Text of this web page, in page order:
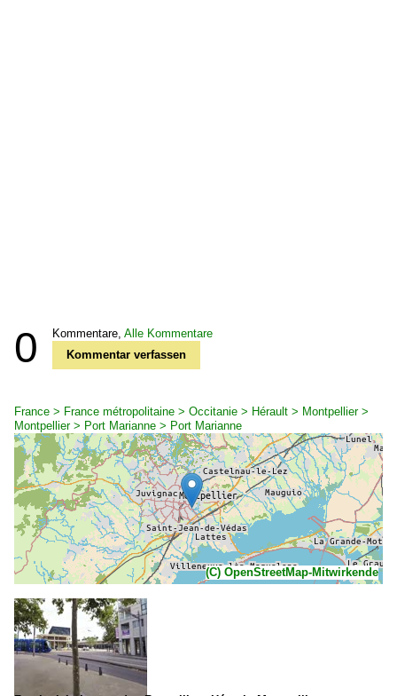
0 Kommentare, Alle Kommentare
Kommentar verfassen
France > France métropolitaine > Occitanie > Hérault > Montpellier >
Montpellier > Port Marianne > Port Marianne
(C) OpenStreetMap-Mitwirkende